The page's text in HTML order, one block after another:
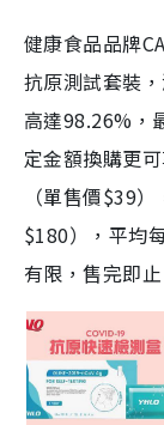
健康食品品牌
抗原測試套裝
高達98.26%，
定金額換購更
（單售價$39
$180），平均
有限，售完即止